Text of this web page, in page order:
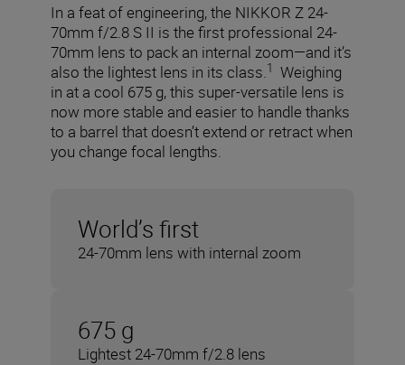
In a feat of engineering, the NIKKOR Z 24-
70mm f/2.8 S II is the first professional 24-
70mm lens to pack an internal zoom—and it’s
also the lightest lens in its class.1 Weighing
in at a cool 675 g, this super-versatile lens is
now more stable and easier to handle thanks
to a barrel that doesn’t extend or retract when
you change focal lengths.
World’s first
24-70mm lens with internal zoom
675 g
Lightest 24-70mm f/2.8 lens